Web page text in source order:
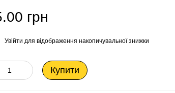
грн
Увійти для відображення накопичувальної знижки
Купити